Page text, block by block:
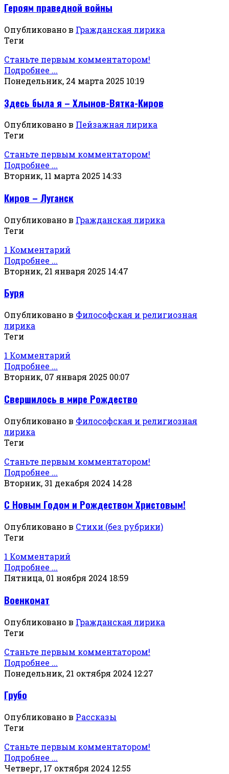
Героям праведной войны
Опубликовано в Гражданская лирика
Теги
Станьте первым комментатором!
Подробнее ...
Понедельник, 24 марта 2025 10:19
Здесь была я – Хлынов-Вятка-Киров
Опубликовано в Пейзажная лирика
Теги
Станьте первым комментатором!
Подробнее ...
Вторник, 11 марта 2025 14:33
Киров – Луганск
Опубликовано в Гражданская лирика
Теги
1 Комментарий
Подробнее ...
Вторник, 21 января 2025 14:47
Буря
Опубликовано в Философская и религиозная
лирика
Теги
1 Комментарий
Подробнее ...
Вторник, 07 января 2025 00:07
Свершилось в мире Рождество
Опубликовано в Философская и религиозная
лирика
Теги
Станьте первым комментатором!
Подробнее ...
Вторник, 31 декабря 2024 14:28
С Новым Годом и Рождеством Христовым!
Опубликовано в Стихи (без рубрики)
Теги
1 Комментарий
Подробнее ...
Пятница, 01 ноября 2024 18:59
Военкомат
Опубликовано в Гражданская лирика
Теги
Станьте первым комментатором!
Подробнее ...
Понедельник, 21 октября 2024 12:27
Грубо
Опубликовано в Рассказы
Теги
Станьте первым комментатором!
Подробнее ...
Четверг, 17 октября 2024 12:55